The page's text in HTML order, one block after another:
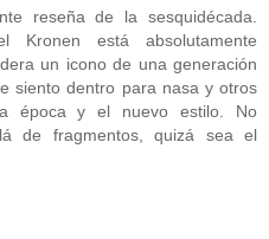
reseña de la sesquidécada.
Kronen está absolutamente
un icono de una generación
siento dentro para nasa y otros
época y el nuevo estilo. No
de fragmentos, quizá sea el